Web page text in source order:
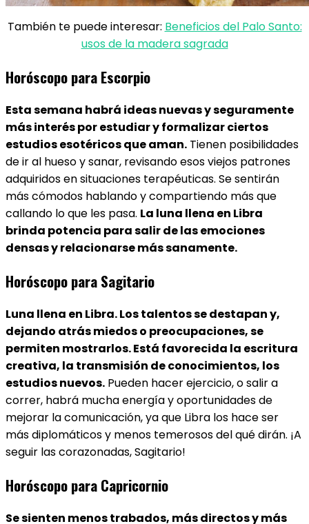
También te puede interesar: Beneficios del Palo Santo:
usos de la madera sagrada
Horóscopo para Escorpio
Esta semana habrá ideas nuevas y seguramente
más interés por estudiar y formalizar ciertos
estudios esotéricos que aman. Tienen posibilidades
de ir al hueso y sanar, revisando esos viejos patrones
adquiridos en situaciones terapéuticas. Se sentirán
más cómodos hablando y compartiendo más que
callando lo que les pasa. La luna llena en Libra
brinda potencia para salir de las emociones
densas y relacionarse más sanamente.
Horóscopo para Sagitario
Luna llena en Libra. Los talentos se destapan y,
dejando atrás miedos o preocupaciones, se
permiten mostrarlos. Está favorecida la escritura
creativa, la transmisión de conocimientos, los
estudios nuevos. Pueden hacer ejercicio, o salir a
correr, habrá mucha energía y oportunidades de
mejorar la comunicación, ya que Libra los hace ser
más diplomáticos y menos temerosos del qué dirán. ¡A
seguir las corazonadas, Sagitario!
Horóscopo para Capricornio
Se sienten menos trabados, más directos y más